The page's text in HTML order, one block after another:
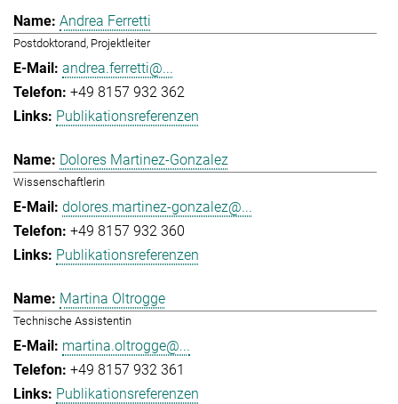
Andrea Ferretti
Postdoktorand, Projektleiter
andrea.ferretti@...
+49 8157 932 362
Publikationsreferenzen
Dolores Martinez-Gonzalez
Wissenschaftlerin
dolores.martinez-gonzalez@...
+49 8157 932 360
Publikationsreferenzen
Martina Oltrogge
Technische Assistentin
martina.oltrogge@...
+49 8157 932 361
Publikationsreferenzen